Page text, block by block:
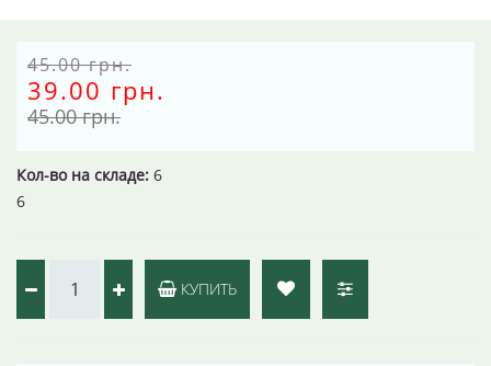
45.00 грн.
39.00 грн.
45.00 грн.
Кол-во на складе: 6
6
КУПИТЬ